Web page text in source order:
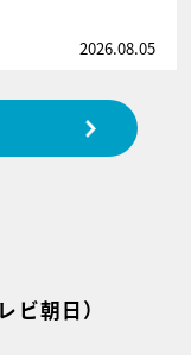
2026.08.05
ビ朝日）